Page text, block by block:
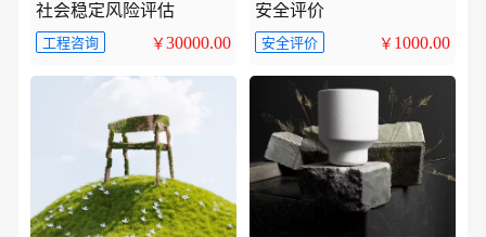
社会稳定风险评估
工程咨询 ￥ 30000.00
安全评价
安全评价 ￥ 1000.00